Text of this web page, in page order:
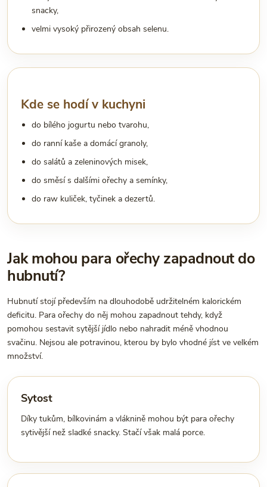
snacky,
velmi vysoký přirozený obsah selenu.
Kde se hodí v kuchyni
do bílého jogurtu nebo tvarohu,
do ranní kaše a domácí granoly,
do salátů a zeleninových misek,
do směsí s dalšími ořechy a semínky,
do raw kuliček, tyčinek a dezertů.
Jak mohou para ořechy zapadnout do
hubnutí?
Hubnutí stojí především na dlouhodobě udržitelném kalorickém
deficitu. Para ořechy do něj mohou zapadnout tehdy, když
pomohou sestavit sytější jídlo nebo nahradit méně vhodnou
svačinu. Nejsou ale potravinou, kterou by bylo vhodné jíst ve velkém
množství.
Sytost
Díky tukům, bílkovinám a vláknině mohou být para ořechy
sytivější než sladké snacky. Stačí však malá porce.